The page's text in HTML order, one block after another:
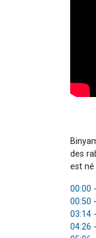
des
est né
00:00
00:50
03:14
04:26